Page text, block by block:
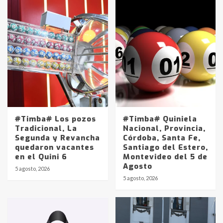
#Timba# Los pozos
Tradicional, La
Segunda y Revancha
quedaron vacantes
en el Quini 6
5 agosto, 2026
#Timba# Quiniela
Nacional, Provincia,
Córdoba, Santa Fe,
Santiago del Estero,
Montevideo del 5 de
Agosto
5 agosto, 2026
Identidad de los adolescentes
pampeanos que fueron
en la mañana del lunes